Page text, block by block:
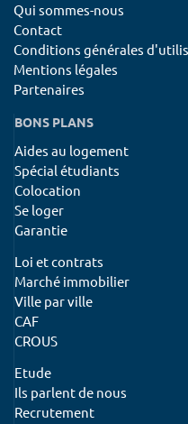
Qui sommes-nous
Contact
Conditions générales
Mentions légales
Partenaires
BONS PLANS
Aides au logement
Spécial étudiants
Colocation
Se loger
Garantie
Loi et contrats
Marché immobilier
Ville par ville
CAF
CROUS
Etude
Ils parlent de nous
Recrutement